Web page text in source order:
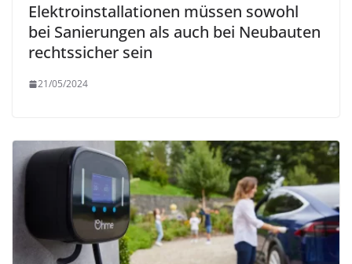
Elektroinstallationen müssen sowohl
bei Sanierungen als auch bei Neubauten
rechtssicher sein
21/05/2024